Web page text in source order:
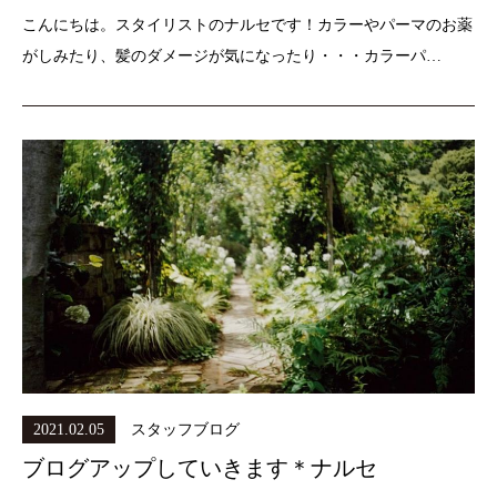
こんにちは。スタイリストのナルセです！カラーやパーマのお薬
がしみたり、髪のダメージが気になったり・・・カラーパ…
2021.02.05 スタッフブログ
ブログアップしていきます＊ナルセ